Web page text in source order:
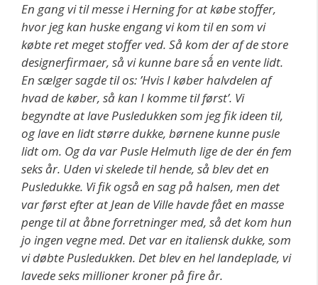
En gang vi til messe i Herning for at købe stoffer,
hvor jeg kan huske engang vi kom til en som vi
købte ret meget stoffer ved. Så kom der af de store
designerfirmaer, så vi kunne bare så´ en vente lidt.
En sælger sagde til os: ’Hvis I køber halvdelen af
hvad de køber, så kan I komme til først’. Vi
begyndte at lave Pusledukken som jeg fik ideen til,
og lave en lidt større dukke, børnene kunne pusle
lidt om. Og da var Pusle Helmuth lige de der én fem
seks år. Uden vi skelede til hende, så blev det en
Pusledukke. Vi fik også en sag på halsen, men det
var først efter at Jean de Ville havde fået en masse
penge til at åbne forretninger med, så det kom hun
jo ingen vegne med. Det var en italiensk dukke, som
vi døbte Pusledukken. Det blev en hel landeplade, vi
lavede seks millioner kroner på fire år.